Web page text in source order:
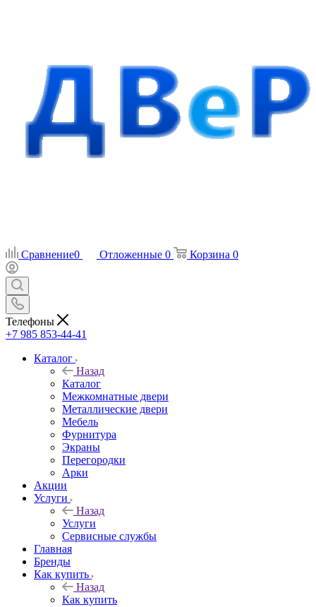
Сравнение0 Отложенные 0 Корзина 0
Телефоны
+7 985 853-44-41
Каталог
Назад
Каталог
Межкомнатные двери
Металлические двери
Мебель
Фурнитура
Экраны
Перегородки
Арки
Акции
Услуги
Назад
Услуги
Сервисные службы
Главная
Бренды
Как купить
Назад
Как купить